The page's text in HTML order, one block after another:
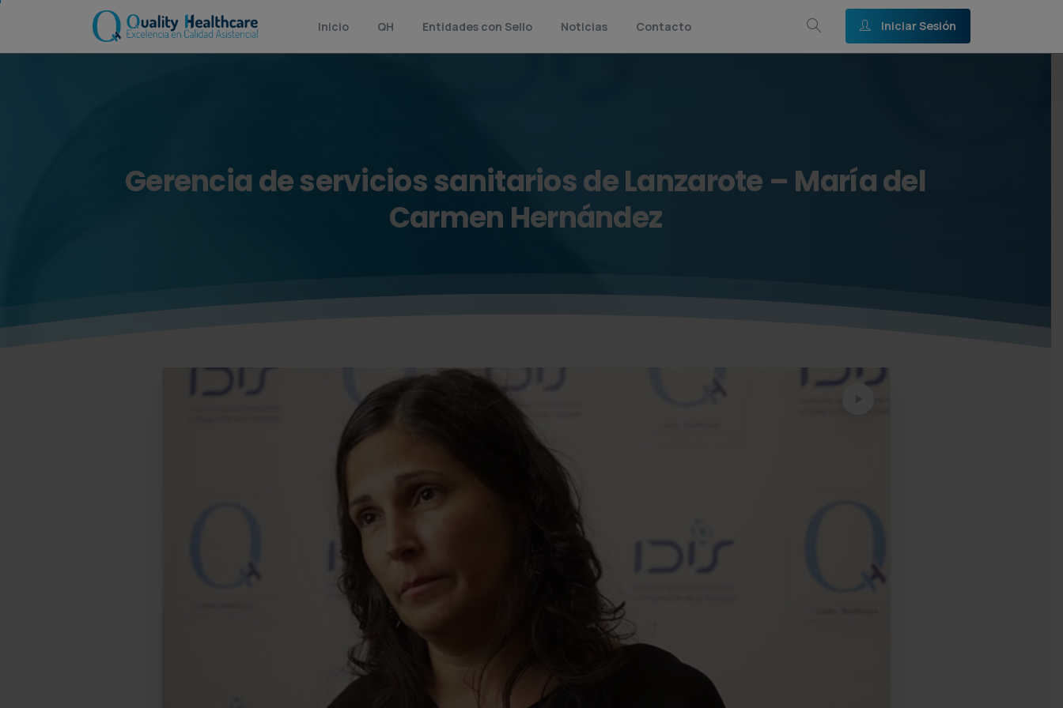
Inicio QH Entidades con Sello Noticias Contacto Iniciar Sesión
GerenciadeserviciossanitariosdeLanzarote – Maríadel
Carmen Hernández